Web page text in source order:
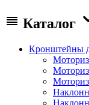
Каталог
Кронштейны